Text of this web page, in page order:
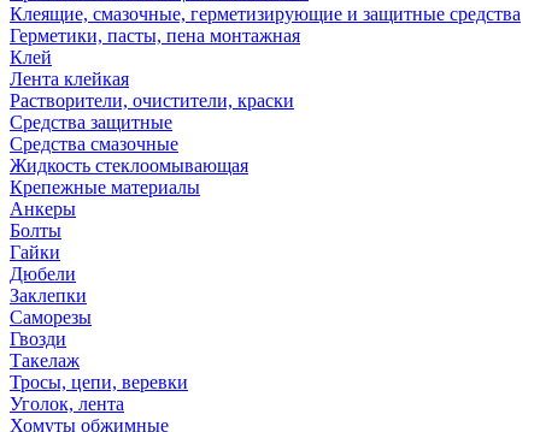
Клеящие, смазочные, герметизирующие и защитные средства
Герметики, пасты, пена монтажная
Клей
Лента клейкая
Растворители, очистители, краски
Средства защитные
Средства смазочные
Жидкость стеклоомывающая
Крепежные материалы
Анкеры
Болты
Гайки
Дюбели
Заклепки
Саморезы
Гвозди
Такелаж
Тросы, цепи, веревки
Уголок, лента
Хомуты обжимные